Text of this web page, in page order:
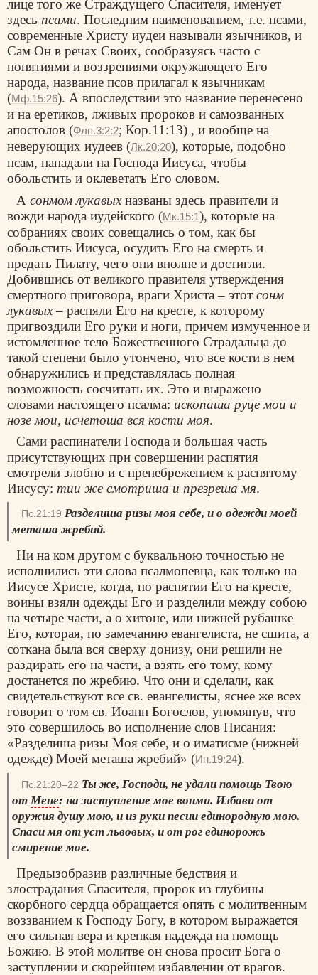
лице того же Страждущего Спасителя, именует
здесь псами. Последним наименованием, т.е. псами,
современные Христу иудеи называли язычников, и
Сам Он в речах Своих, сообразуясь часто с
понятиями и воззрениями окружающего Его
народа, название псов прилагал к язычникам
(Мф.15:26). А впоследствии это название перенесено
и на еретиков, лживых пророков и самозванных
апостолов (Флп.3:2:2; Кор.11:13) , и вообще на
неверующих иудеев (Лк.20:20), которые, подобно
псам, нападали на Господа Иисуса, чтобы
обольстить и оклеветать Его словом.
Асонмом лукавыхназваны здесь правители и
вожди народа иудейского (Мк.15:1), которые на
собраниях своих совещались о том, как бы
обольстить Иисуса, осудить Его на смерть и
предать Пилату, чего они вполне и достигли.
Добившись от великого правителя утверждения
смертного приговора, враги Христа – этот сонм
лукавых– распяли Его на кресте, к которому
пригвоздили Его руки и ноги, причем измученное и
истомленное тело Божественного Страдальца до
такой степени было утончено, что все кости в нем
обнаружились и представлялась полная
возможность сосчитать их. Это и выражено
словами настоящего псалма: ископаша руце мои и
нозе мои, исчетоша вся кости моя.
Сами распинатели Господа и большая часть
присутствующих при совершении распятия
смотрели злобно и с пренебрежением к распятому
Иисусу: тии же смотриша и презреша мя.
Пс.21:19 Разделиша ризы моя себе, и о одежди моей
меташа жребий.
Ни на ком другом с буквальною точностью не
исполнились эти слова псалмопевца, как только на
Иисусе Христе, когда, по распятии Его на кресте,
воины взяли одежды Его и разделили между собою
на четыре части, а о хитоне, или нижней рубашке
Его, которая, по замечанию евангелиста, не сшита, а
соткана была вся сверху донизу, они решили не
раздирать его на части, а взять его тому, кому
достанется по жребию. Что они и сделали, как
свидетельствуют все св. евангелисты, яснее же всех
говорит о том св. Иоанн Богослов, упомянув, что
это совершилось во исполнение слов Писания:
«Разделиша ризы Моя себе, и о иматисме (нижней
одежде) Моей меташа жребий» (Ин.19:24).
Пс.21:20–22 Ты же, Господи, не удали помощь Твою
от Мене: на заступление мое вонми. Избави от
оружия душу мою, и из руки песии единородную мою.
Спаси мя от уст львовых, и от рог единорожь
смирение мое.
Предызобразив различные бедствия и
злострадания Спасителя, пророк из глубины
скорбного сердца обращается опять с молитвенным
воззванием к Господу Богу, в котором выражается
его сильная вера и крепкая надежда на помощь
Божию. В этой молитве он снова просит Бога о
заступлении и скорейшем избавлении от врагов.